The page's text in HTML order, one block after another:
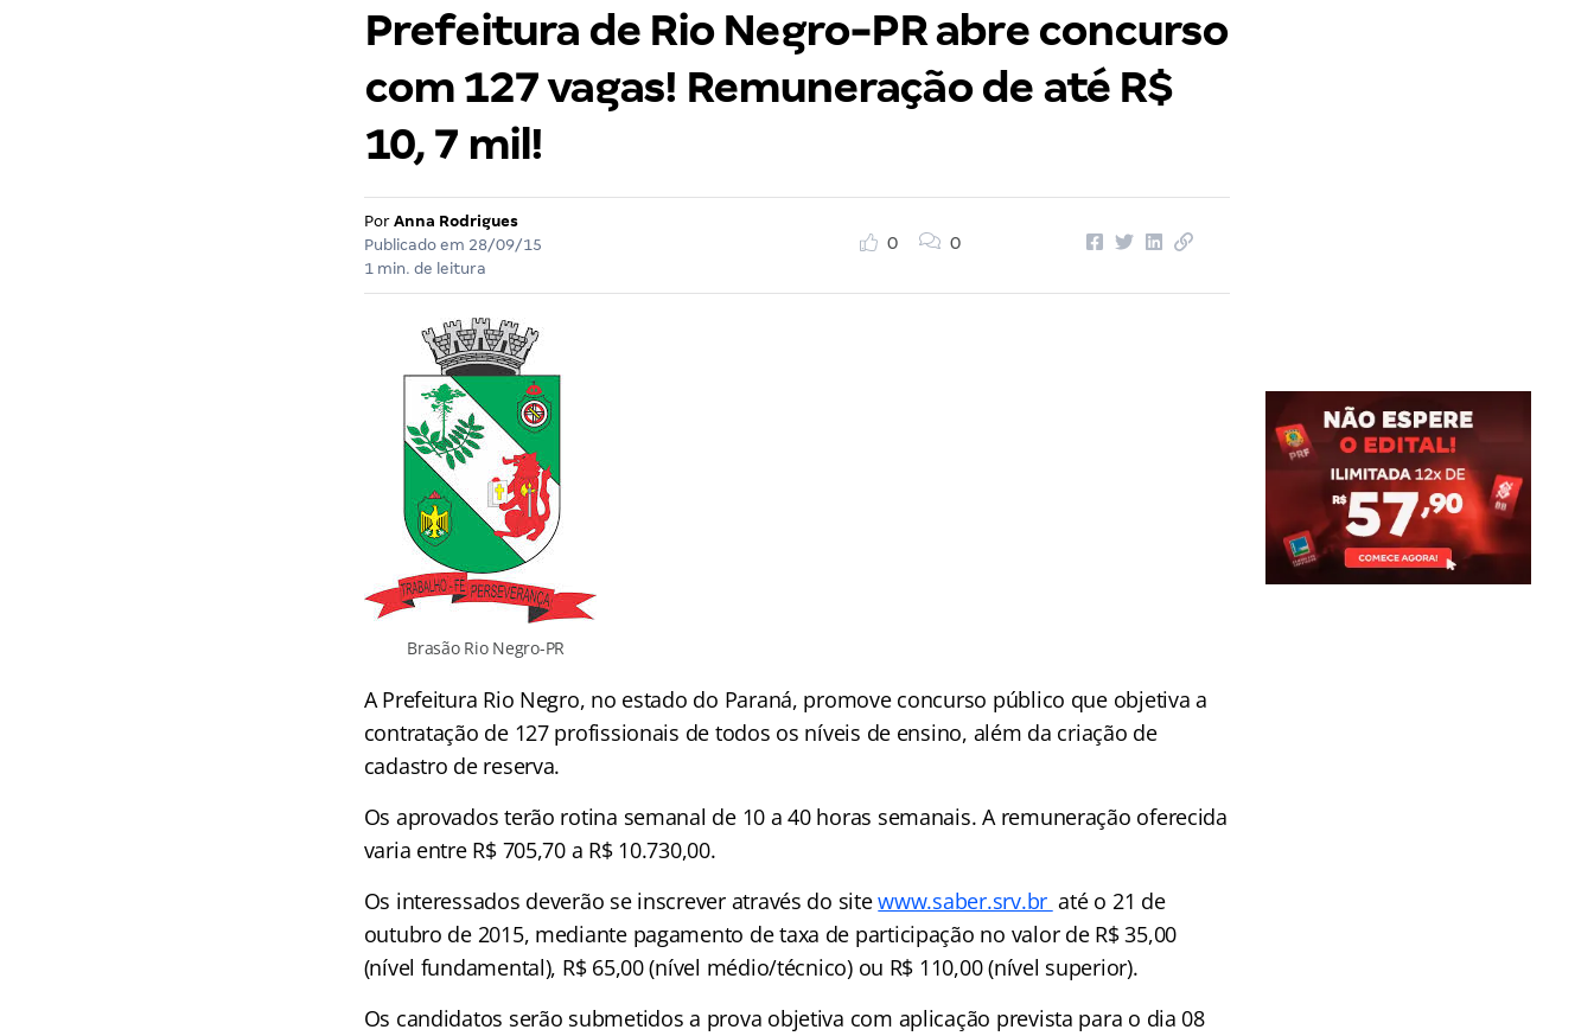
Prefeitura de Rio Negro-PR abre concurso
com 127 vagas! Remuneração de até R$
10, 7 mil!
Por Anna Rodrigues
Publicado em 28/09/15
1 min. de leitura
0 0
Brasão Rio Negro-PR
A Prefeitura Rio Negro, no estado do Paraná, promove concurso público que objetiva a
contratação de 127 profissionais de todos os níveis de ensino, além da criação de
cadastro de reserva.
Os aprovados terão rotina semanal de 10 a 40 horas semanais. A remuneração oferecida
varia entre R$ 705,70 a R$ 10.730,00.
Os interessados deverão se inscrever através do sitewww.saber.srv.br até o 21 de
outubro de 2015, mediante pagamento de taxa de participação no valor de R$ 35,00
(nível fundamental), R$ 65,00 (nível médio/técnico) ou R$ 110,00 (nível superior).
Os candidatos serão submetidos a prova objetiva com aplicação prevista para o dia 08